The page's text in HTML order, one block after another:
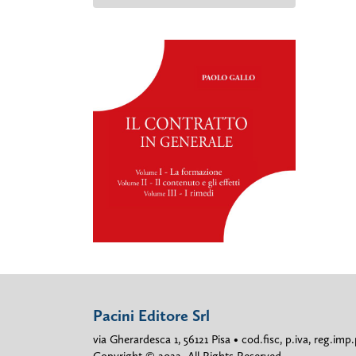
Pacini Editore Srl
via Gherardesca 1, 56121 Pisa • cod.fisc, p.iva,